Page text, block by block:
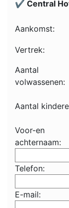
✔️ Central
Aankomst:
Vertrek:
Aantal
volwassenen:
Aantal
Voor-en
achternaam:
Telefon:
E-mail: